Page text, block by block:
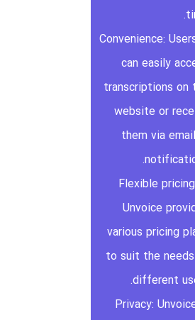
2. Convenience:
can easily
transcriptions on
website or
them via
3. Flexible
Unvoice
various pricing
to suit the
different
4. Privacy: